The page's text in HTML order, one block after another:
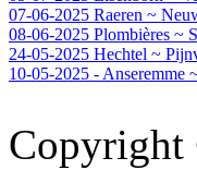
07-06-2025 Raeren ~
08-06-2025 Plombières ~
24-05-2025 Hechtel ~
10-05-2025 - Anseremme
Copyright